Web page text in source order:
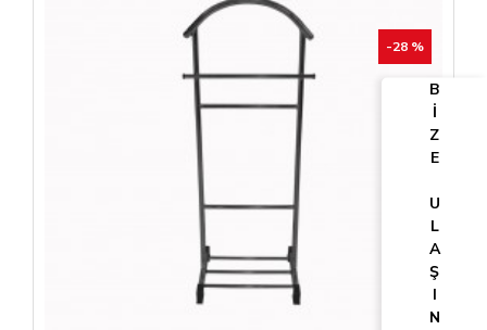
-25 %
B
İ
Z
E
U
L
A
Ş
I
N